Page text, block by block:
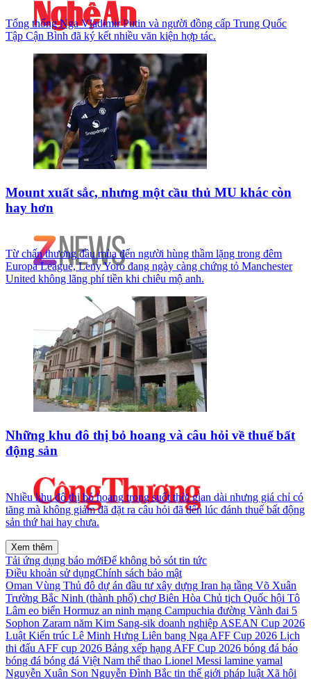
Tổng thống Nga Vladimir Putin và người đồng cấp Trung Quốc
Tập Cận Bình đã ký kết nhiều văn kiện hợp tác.
Mount xuất sắc, nhưng một cầu thủ MU khác còn
hay hơn
Từ chấn thương đầu mùa đến người hùng thầm lặng trong đêm
Europa League, Leny Yoro đang ngày càng chứng tỏ Manchester
United không lãng phí tiền khi chiêu mộ anh.
Những khu đô thị bỏ hoang và câu hỏi về thuế bất
động sản
Nhiều khu đô thị bỏ hoang trong suốt thời gian dài nhưng giá chỉ có
tăng mà không giảm đã đặt ra câu hỏi đã đến lúc đánh thuế bất động
sản thứ hai hay chưa.
Xem thêm
Tải ứng dụng báo mớiĐể không bỏ sót tin tức
Điều khoản sử dụngChính sách bảo mật
Oman Vùng Thủ đô dự án đầu tư xây dựng Iran hạ tầng Võ Xuân
Trường Bắc Ninh (thành phố) chợ Biên Hòa Chủ tịch Quốc hội Tô
Lâm eo biển Hormuz an ninh mạng Campuchia đường Vành đai 5
Sophon Zaram năm Kim Sang-sik doanh nghiệp ASEAN Cup 2026
Luật Kiến trúc Lê Minh Hưng Liên bang Nga AFF Cup 2026 Lịch
thi đấu AFF cup 2026 Bảng xếp hạng AFF Cup 2026 bóng đá báo
bóng đá bóng đá Việt Nam thể thao Lionel Messi lamine yamal
Nguyễn Xuân Son Nguyễn Đình Bắc tin thế giới pháp luật Xã hội